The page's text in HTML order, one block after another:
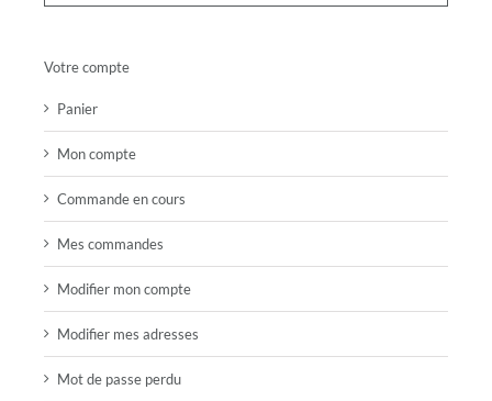
Votre compte
Panier
Mon compte
Commande en cours
Mes commandes
Modifier mon compte
Modifier mes adresses
Mot de passe perdu